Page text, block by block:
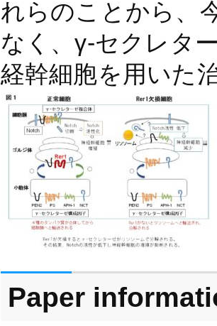
れらのことから、
なく、γ-セクレタ
経幹細胞を用いた
Paper